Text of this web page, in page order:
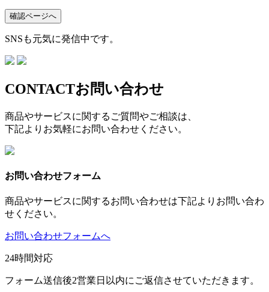
確認ページへ
SNSも元気に発信中です。
CONTACTお問い合わせ
商品やサービスに関するご質問やご相談は、
下記よりお気軽にお問い合わせください。
お問い合わせフォーム
商品やサービスに関するお問い合わせは下記よりお問い合わ
せください。
お問い合わせフォームへ
24時間対応
フォーム送信後2営業日以内にご返信させていただきます。